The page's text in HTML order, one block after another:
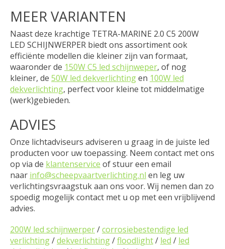
MEER VARIANTEN
Naast deze krachtige TETRA-MARINE 2.0 C5 200W
LED SCHIJNWERPER biedt ons assortiment ook
efficiënte modellen die kleiner zijn van formaat,
waaronder de 150W C5 led schijnweper, of nog
kleiner, de 50W led dekverlichtingen 100W led
dekverlichting, perfect voor kleine tot middelmatige
(werk)gebieden.
ADVIES
Onze lichtadviseurs adviseren u graag in de juiste led
producten voor uw toepassing. Neem contact met ons
op via de klantenservice of stuur een email
naar info@scheepvaartverlichting.nl en leg uw
verlichtingsvraagstuk aan ons voor. Wij nemen dan zo
spoedig mogelijk contact met u op met een vrijblijvend
advies.
200W led schijnwerper/corrosiebestendige led
verlichting/dekverlichting/floodlight/ led / led